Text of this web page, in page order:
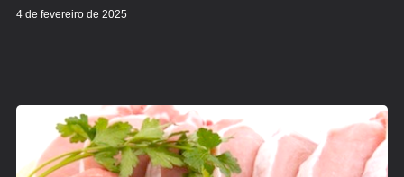
4 de fevereiro de 2025